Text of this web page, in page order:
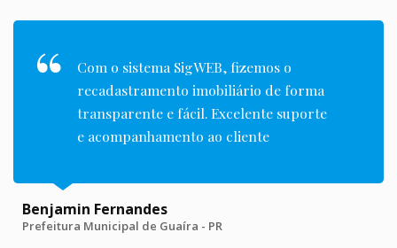
Com o sistema SigWEB, fizemos o
recadastramento imobiliário de forma
transparente e fácil. Excelente suporte
e acompanhamento ao cliente
Benjamin Fernandes
Prefeitura Municipal de Guaíra - PR